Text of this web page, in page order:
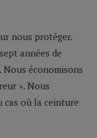
nous protéger.
années de
économisons
». Nous
cas où la ceinture